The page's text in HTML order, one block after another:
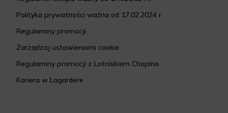
Polityka prywatności ważna od 17.02.2024 r.
Regulaminy promocji
Zarządzaj ustawieniami cookie
Regulaminy promocji z Lotniskiem Chopina
Kariera w Lagardere